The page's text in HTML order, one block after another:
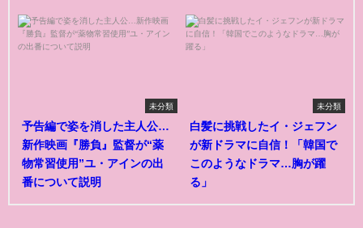
未分類
予告編で姿を消した主人公…
新作映画『勝負』監督が“薬
物常習使用”ユ・アインの出
番について説明
未分類
白髪に挑戦したイ・ジェフン
が新ドラマに自信！「韓国で
このようなドラマ…胸が躍
る」